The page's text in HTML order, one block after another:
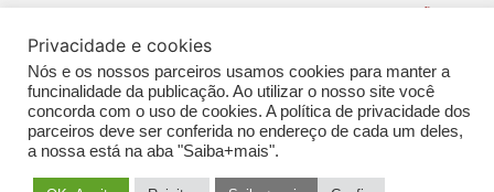
GERAIS DE PUBLICAÇÃO (CGP
Privacidade e cookies
Nós e os nossos parceiros usamos cookies para manter a
funcinalidade da publicação. Ao utilizar o nosso site você
concorda com o uso de cookies. A política de privacidade dos
parceiros deve ser conferida no endereço de cada um deles,
a nossa está na aba "Saiba+mais".